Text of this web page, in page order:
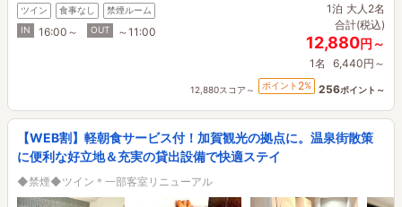
ツイン 食事なし
禁煙ルーム
IN
16:00～ OUT ～11:00
1泊 大人2名
合計(税込)
12,880円～
1名 6,440円～
12,880スコア～ ポイント 2% 256ポイント～
【WEB割】軽朝食サービス付！加賀観光の拠点に。温泉街散策
に便利な好立地＆充実の貸出設備で快適ステイ
◆禁煙◆ツイン＊一部客室リニューアル